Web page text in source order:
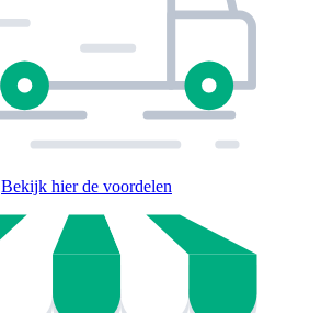
Bekijk hier de voordelen